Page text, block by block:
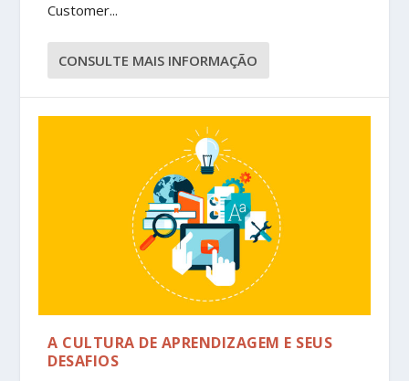
Customer...
CONSULTE MAIS INFORMAÇÃO
A CULTURA DE APRENDIZAGEM E SEUS
DESAFIOS